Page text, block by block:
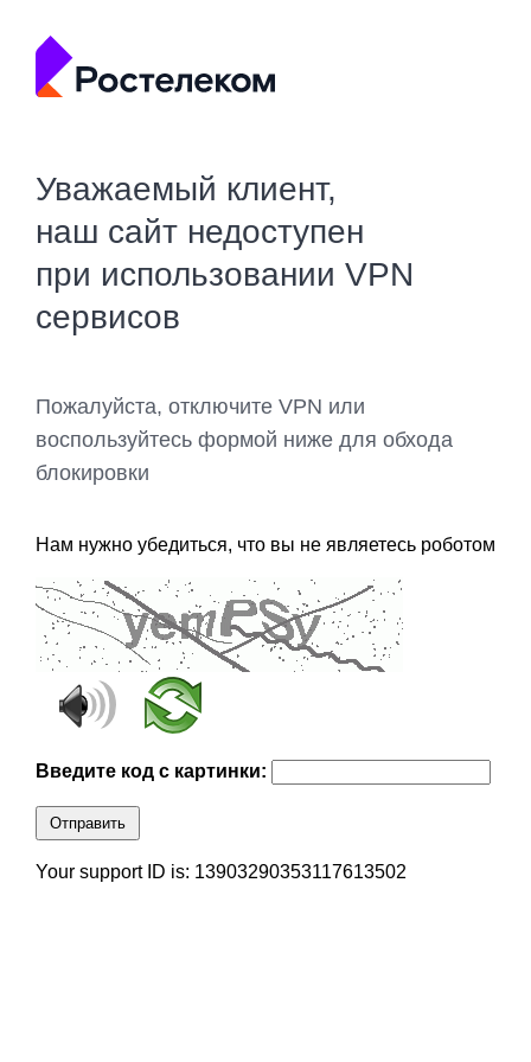
Уважаемый клиент,
наш сайт недоступен
при использовании VPN
сервисов
Пожалуйста, отключите VPN или
воспользуйтесь формой ниже для обхода
блокировки
Нам нужно убедиться, что вы не являетесь роботом
Введите код с картинки:
Отправить
Your support ID is: 13903290353117613502